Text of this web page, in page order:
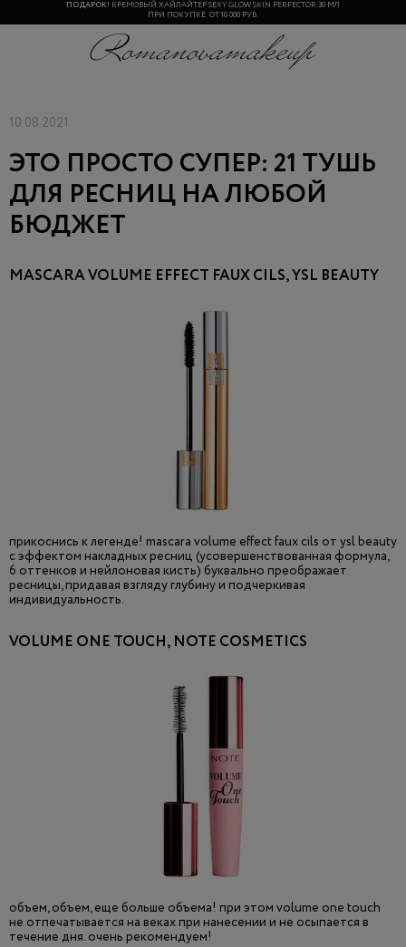
ПОДАРОК! КРЕМОВЫЙ ХАЙЛАЙТЕР SEXY GLOW SKIN PERFECTOR 30 МЛ
ПРИ ПОКУПКЕ ОТ 10 000 РУБ.
10.08.2021
ЭТО ПРОСТО СУПЕР: 21 ТУШЬ
ДЛЯ РЕСНИЦ НА ЛЮБОЙ
БЮДЖЕТ
MASCARA VOLUME EFFECT FAUX CILS, YSL BEAUTY
прикоснись к легенде! mascara volume effect faux cils от ysl beauty
с эффектом накладных ресниц (усовершенствованная формула,
6 оттенков и нейлоновая кисть) буквально преображает
ресницы, придавая взгляду глубину и подчеркивая
индивидуальность.
VOLUME ONE TOUCH, NOTE COSMETICS
объем, объем, еще больше объема! при этом volume one touch
не отпечатывается на веках при нанесении и не осыпается в
течение дня. очень рекомендуем!